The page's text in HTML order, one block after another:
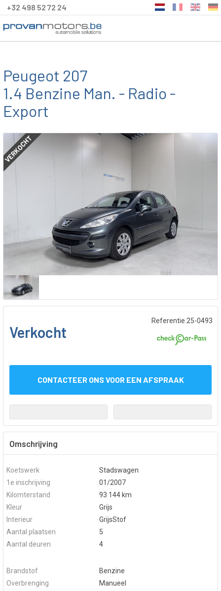
+32 498 52 72 24
Peugeot 207
1.4 Benzine Man. - Radio -
Export
VERKOCHT
Referentie 25-0493
Verkocht
CONTACTEER ONS VOOR EEN AFSPRAAK
Omschrijving
Koetswerk
Stadswagen
1e inschrijving
01/2007
Kilomterstand
93 144 km
Kleur
Grijs
Interieur
GrijsStof
Aantal plaatsen
5
Aantal deuren
4
Brandstof
Benzine
Overbrenging
Manueel